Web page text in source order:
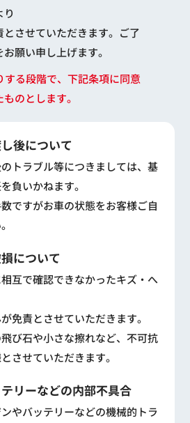
り
させていただきます。ご了
願い申し上げます。
る段階で、下記条項に同意
のとします。
後について
トラブル等につきましては、基
負いかねます。
ですがお車の状態をお客様ご自
について
互で確認できなかったキズ・へ
免責とさせていただきます。
び石や小さな擦れなど、不可抗
させていただきます。
リーなどの内部不具合
やバッテリーなどの機械的トラ